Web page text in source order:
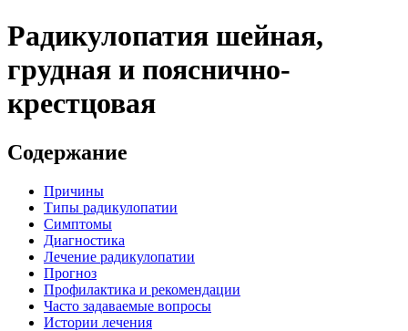
Радикулопатия шейная,
грудная и пояснично-
крестцовая
Содержание
Причины
Типы радикулопатии
Симптомы
Диагностика
Лечение радикулопатии
Прогноз
Профилактика и рекомендации
Часто задаваемые вопросы
Истории лечения